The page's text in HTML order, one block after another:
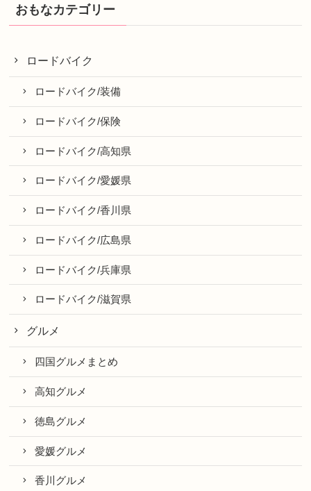
おもなカテゴリー
ロードバイク
ロードバイク/装備
ロードバイク/保険
ロードバイク/高知県
ロードバイク/愛媛県
ロードバイク/香川県
ロードバイク/広島県
ロードバイク/兵庫県
ロードバイク/滋賀県
グルメ
四国グルメまとめ
高知グルメ
徳島グルメ
愛媛グルメ
香川グルメ